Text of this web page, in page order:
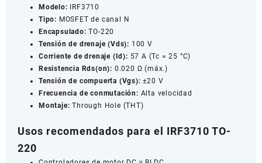
Modelo: IRF3710
Tipo: MOSFET de canal N
Encapsulado: TO-220
Tensión de drenaje (Vds): 100 V
Corriente de drenaje (Id): 57 A (Tc = 25 °C)
Resistencia Rds(on): 0.020 Ω (máx.)
Tensión de compuerta (Vgs): ±20 V
Frecuencia de conmutación: Alta velocidad
Montaje: Through Hole (THT)
Usos recomendados para el IRF3710 TO-
220